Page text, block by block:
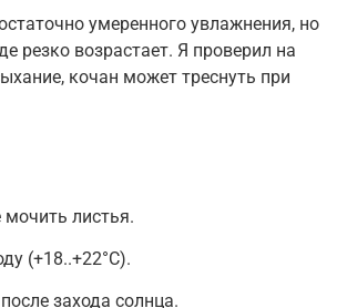
умеренного увлажнения, но
резко возрастает. Я проверил на
кочан может треснуть при
мочить листья.
(+18..+22°C).
захода солнца.